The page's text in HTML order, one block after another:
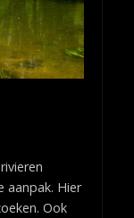
aanpak. Hier
Ook